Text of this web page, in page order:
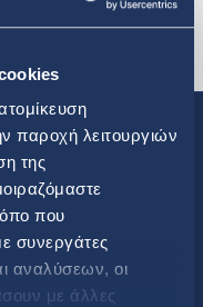
παροχή λειτουργιών
της
που
συνεργάτες
αναλύσεων, οι
με άλλες